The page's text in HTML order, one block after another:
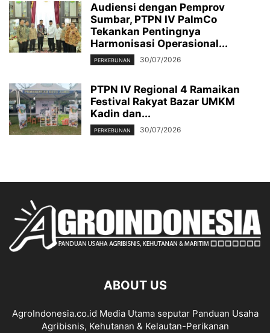
Audiensi dengan Pemprov
Sumbar, PTPN IV PalmCo
Tekankan Pentingnya
Harmonisasi Operasional...
PERKEBUNAN 30/07/2026
PTPN IV Regional 4 Ramaikan
Festival Rakyat Bazar UMKM
Kadin dan...
PERKEBUNAN 30/07/2026
ABOUT US
AgroIndonesia.co.id Media Utama seputar Panduan Usaha
Agribisnis, Kehutanan & Kelautan-Perikanan